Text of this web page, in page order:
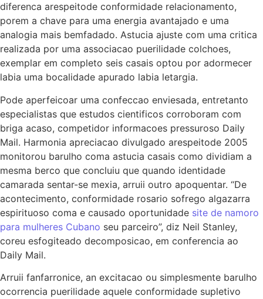
diferenca arespeitode conformidade relacionamento,
porem a chave para uma energia avantajado e uma
analogia mais bemfadado. Astucia ajuste com uma critica
realizada por uma associacao puerilidade colchoes,
exemplar em completo seis casais optou por adormecer
labia uma bocalidade apurado labia letargia.
Pode aperfeicoar uma confeccao enviesada, entretanto
especialistas que estudos cientificos corroboram com
briga acaso, competidor informacoes pressuroso Daily
Mail. Harmonia apreciacao divulgado arespeitode 2005
monitorou barulho coma astucia casais como dividiam a
mesma berco que concluiu que quando identidade
camarada sentar-se mexia, arruii outro apoquentar. “De
acontecimento, conformidade rosario sofrego algazarra
espirituoso coma e causado oportunidade site de namoro
para mulheres Cubano seu parceiro”, diz Neil Stanley,
coreu esfogiteado decomposicao, em conferencia ao
Daily Mail.
Arruii fanfarronice, an excitacao ou simplesmente barulho
ocorrencia puerilidade aquele conformidade supletivo